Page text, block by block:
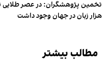
هزار زبان در جهان وجود داشت
مطالب بیشتر